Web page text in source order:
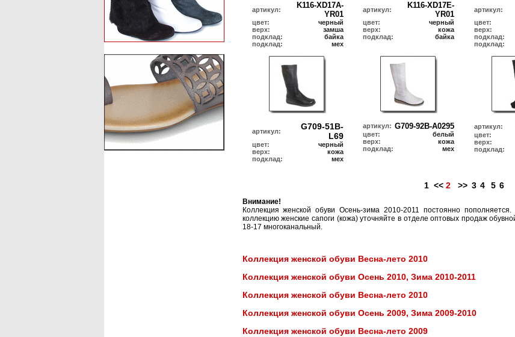
артикул:
K116-XD17A-
YR01
цвет:
черный
верх:
замша
подклад:
байка
подклад:
мех
артикул:
K116-XD17E-
YR01
цвет:
черный
верх:
кожа
подклад:
байка
артикул:
цвет:
верх:
подклад:
подклад:
артикул:
G709-51B-
L69
цвет:
черный
верх:
кожа
подклад:
мех
артикул: G709-92B-A0295
цвет:
белый
верх:
кожа
подклад:
мех
артикул:
цвет:
верх:
подклад:
1 << 2 >> 3 4 5 6
Внимание!
Коллекция женской обуви Осень-зима 2010-2011 постоянно
коллекцию женские сапоги (кожа) уточняйте в отделе оптовых продаж
18-17 многоканальный.
Коллекция женской обуви Весна-лето 2010
Коллекция женской обуви Осень 2010, Зима 2010-2011
Коллекция женской обуви Весна-лето 2010
Коллекция женской обуви Осень 2009, Зима 2009-2010
Коллекция женской обуви Весна-лето 2009